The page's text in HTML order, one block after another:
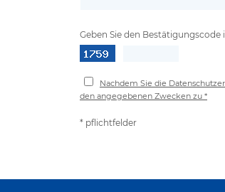
Geben Sie den Bestätigungscode
Nachdem Sie die
den angegebenen Zwecken zu *
* pflichtfelder